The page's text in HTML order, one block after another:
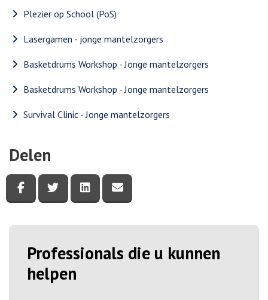
Plezier op School (PoS)
Lasergamen - jonge mantelzorgers
Basketdrums Workshop - Jonge mantelzorgers
Basketdrums Workshop - Jonge mantelzorgers
Survival Clinic - Jonge mantelzorgers
Delen
Deel deze pagina via Facebook
Deel deze pagina via Twitter
Deel deze pagina via LinkedIn
Professionals die u kunnen
helpen